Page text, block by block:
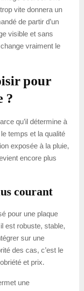
vite donnera un
de partir d’un
visible et sans
vraiment le
pour
?
qu’il détermine à
temps et la qualité
exposée à la pluie,
encore plus
courant
pour une plaque
est robuste, stable,
sur une
des cas, c’est le
et prix.
une